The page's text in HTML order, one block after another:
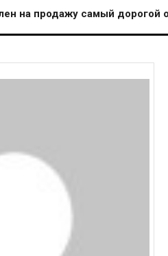
на продажу самый дорогой